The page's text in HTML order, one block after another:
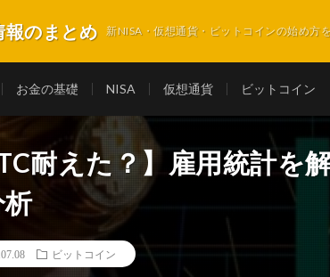
報のまとめ 新NISA・仮想通貨・ビットコインの始め方
お金の基礎 NISA 仮想通貨 ビットコイン
耐えた？】雇用統計を
析
ビットコイン